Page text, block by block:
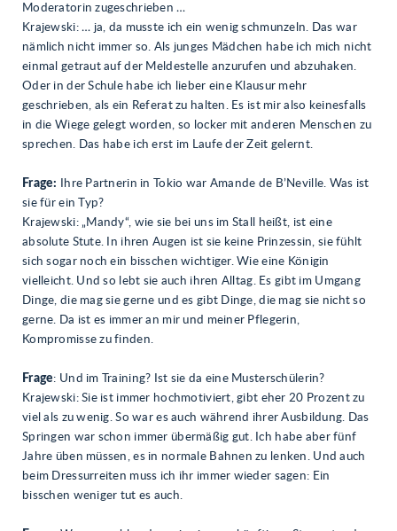
Moderatorin zugeschrieben …
Krajewski: … ja, da musste ich ein wenig schmunzeln. Das war
nämlich nicht immer so. Als junges Mädchen habe ich mich nicht
einmal getraut auf der Meldestelle anzurufen und abzuhaken.
Oder in der Schule habe ich lieber eine Klausur mehr
geschrieben, als ein Referat zu halten. Es ist mir also keinesfalls
in die Wiege gelegt worden, so locker mit anderen Menschen zu
sprechen. Das habe ich erst im Laufe der Zeit gelernt.
Frage:
Ihre Partnerin in Tokio war Amande de B’Neville. Was ist
sie für ein Typ?
Krajewski: „Mandy“, wie sie bei uns im Stall heißt, ist eine
absolute Stute. In ihren Augen ist sie keine Prinzessin, sie fühlt
sich sogar noch ein bisschen wichtiger. Wie eine Königin
vielleicht. Und so lebt sie auch ihren Alltag. Es gibt im Umgang
Dinge, die mag sie gerne und es gibt Dinge, die mag sie nicht so
gerne. Da ist es immer an mir und meiner Pflegerin,
Kompromisse zu finden.
Frage: Und im Training? Ist sie da eine Musterschülerin?
Krajewski: Sie ist immer hochmotiviert, gibt eher 20 Prozent zu
viel als zu wenig. So war es auch während ihrer Ausbildung. Das
Springen war schon immer übermäßig gut. Ich habe aber fünf
Jahre üben müssen, es in normale Bahnen zu lenken. Und auch
beim Dressurreiten muss ich ihr immer wieder sagen: Ein
bisschen weniger tut es auch.